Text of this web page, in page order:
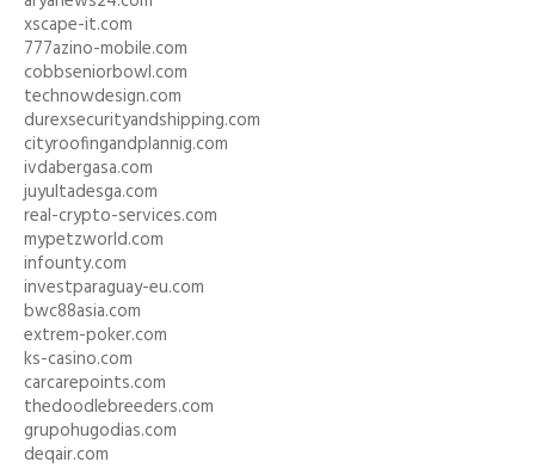
xscape-it.com
777azino-mobile.com
cobbseniorbowl.com
technowdesign.com
durexsecurityandshipping.com
cityroofingandplannig.com
ivdabergasa.com
juyultadesga.com
real-crypto-services.com
mypetzworld.com
infounty.com
investparaguay-eu.com
bwc88asia.com
extrem-poker.com
ks-casino.com
carcarepoints.com
thedoodlebreeders.com
grupohugodias.com
deqair.com